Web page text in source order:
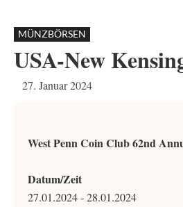
MÜNZBÖRSEN
USA-New
27. Januar 2024
West Penn Coin Club 62nd
Datum/Zeit
27.01.2024 - 28.01.2024